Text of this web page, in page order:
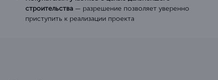
строительства — разрешение позволяет уверенно
приступить к реализации проекта